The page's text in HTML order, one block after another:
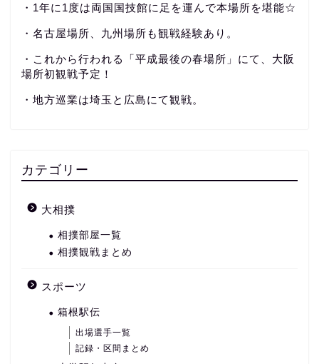
・1年に1度は両国国技館に足を運んで本場所を堪能☆
・名古屋場所、九州場所も観戦経験あり。
・これから行われる「平成最後の春場所」にて、大阪
場所初観戦予定！
・地方巡業は埼玉と広島にて観戦。
カテゴリー
大相撲
相撲部屋一覧
相撲観戦まとめ
スポーツ
箱根駅伝
出場選手一覧
記録・区間まとめ